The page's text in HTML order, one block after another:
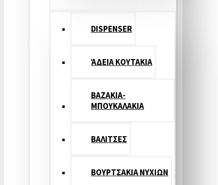
DISPENSER
ΆΔΕΙΑ ΚΟΥΤΑΚΙΑ
ΒΑΖΑΚΙΑ-
ΜΠΟΥΚΑΛΑΚΙΑ
ΒΑΛΙΤΣΕΣ
ΒΟΥΡΤΣΑΚΙΑ ΝΥΧΙΩΝ